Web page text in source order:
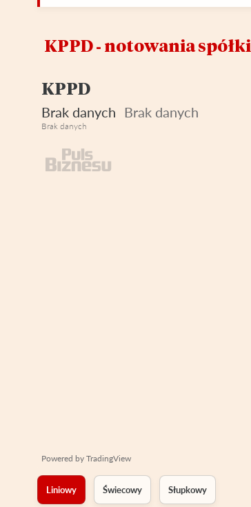
KPPD ‑ notowania spółki
KPPD
Brak danych Brak danych
Brak danych
Powered by TradingView
Liniowy Świecowy Słupkowy